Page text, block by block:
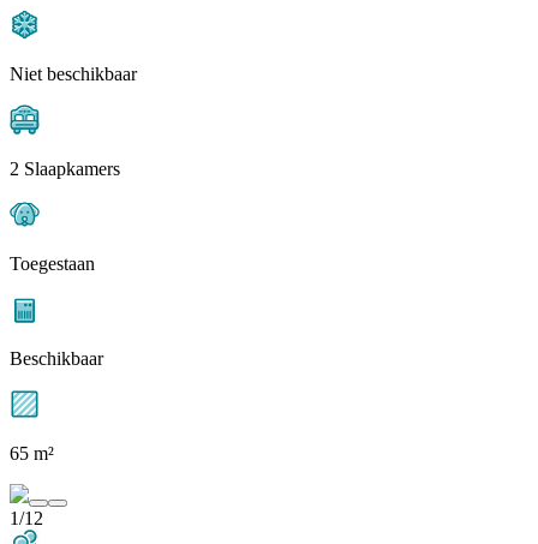
Niet beschikbaar
2 Slaapkamers
Toegestaan
Beschikbaar
65 m²
1/12